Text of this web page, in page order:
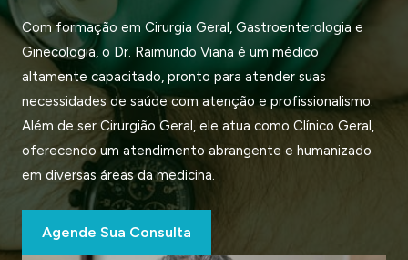
Com formação em Cirurgia Geral, Gastroenterologia e
Ginecologia, o Dr. Raimundo Viana é um médico
altamente capacitado, pronto para atender suas
necessidades de saúde com atenção e profissionalismo.
Além de ser Cirurgião Geral, ele atua como Clínico Geral,
oferecendo um atendimento abrangente e humanizado
em diversas áreas da medicina.
Agende Sua Consulta